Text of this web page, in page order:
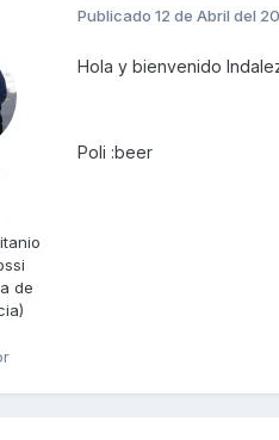
de
Publicado 12 de Abril del
Hola y bienvenido
Poli :beer